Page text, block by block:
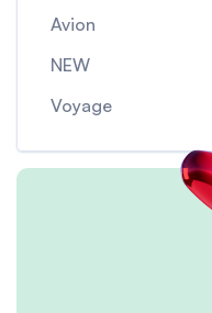
Avion
NEW
Voyage